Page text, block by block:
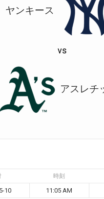
ヤンキース
vs
アスレチ
時刻
10 11:05 AM